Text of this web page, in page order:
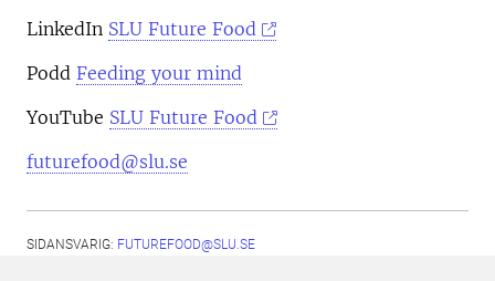
LinkedIn SLU Future Food
Podd Feeding your mind
YouTube SLU Future Food
futurefood@slu.se
SIDANSVARIG: FUTUREFOOD@SLU.SE